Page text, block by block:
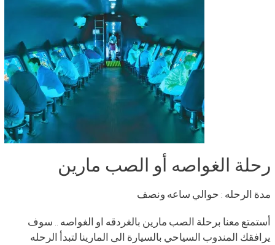
رحلة الغواصه أو الصب مارين
مدة الرحله : حوالي ساعه ونصف
أستمتع معنا برحلة الصب مارين بالغردقه او الغواصه .. سوف
يرافقك المندوب السياحي بالسيارة الى المارينا لتبدأ الرحله